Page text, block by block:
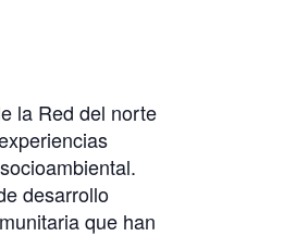
la Red del norte
desarrollo
que han